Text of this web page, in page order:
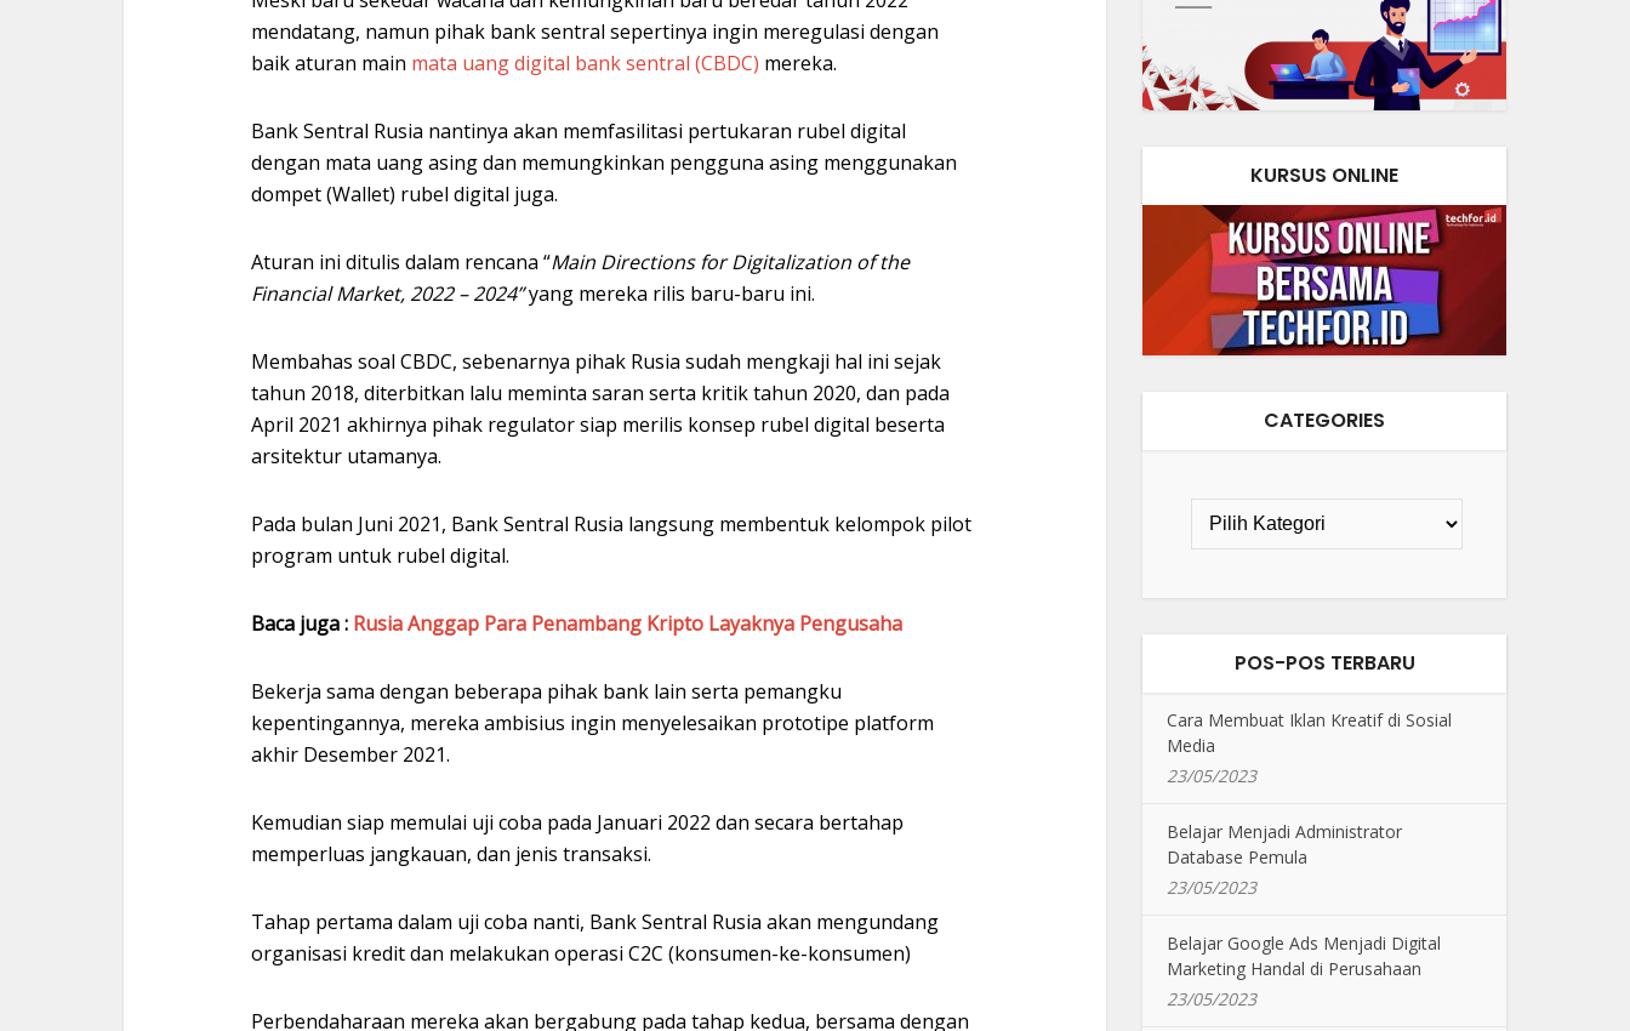
mendatang, namun pihak bank sentral sepertinya ingin meregulasi dengan
baik aturan main mata uang digital bank sentral (CBDC) mereka.
Bank Sentral Rusia nantinya akan memfasilitasi pertukaran rubel digital
dengan mata uang asing dan memungkinkan pengguna asing menggunakan
dompet (Wallet) rubel digital juga.
Aturan ini ditulis dalam rencana “Main Directions for Digitalization of the
Financial Market, 2022 – 2024”yang mereka rilis baru-baru ini.
Membahas soal CBDC, sebenarnya pihak Rusia sudah mengkaji hal ini sejak
tahun 2018, diterbitkan lalu meminta saran serta kritik tahun 2020, dan pada
April 2021 akhirnya pihak regulator siap merilis konsep rubel digital beserta
arsitektur utamanya.
Pada bulan Juni 2021, Bank Sentral Rusia langsung membentuk kelompok pilot
program untuk rubel digital.
Baca juga : Rusia Anggap Para Penambang Kripto Layaknya Pengusaha
Bekerja sama dengan beberapa pihak bank lain serta pemangku
kepentingannya, mereka ambisius ingin menyelesaikan prototipe platform
akhir Desember 2021.
Kemudian siap memulai uji coba pada Januari 2022 dan secara bertahap
memperluas jangkauan, dan jenis transaksi.
Tahap pertama dalam uji coba nanti, Bank Sentral Rusia akan mengundang
organisasi kredit dan melakukan operasi C2C (konsumen-ke-konsumen)
Perbendaharaan mereka akan bergabung pada tahap kedua, bersama dengan
KURSUS ONLINE
CATEGORIES
POS-POS TERBARU
Cara Membuat Iklan Kreatif di Sosial
Media
23/05/2023
Belajar Menjadi Administrator
Database Pemula
23/05/2023
Belajar Google Ads Menjadi Digital
Marketing Handal di Perusahaan
23/05/2023